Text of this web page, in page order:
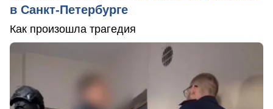
в Санкт-Петербурге
Как произошла трагедия